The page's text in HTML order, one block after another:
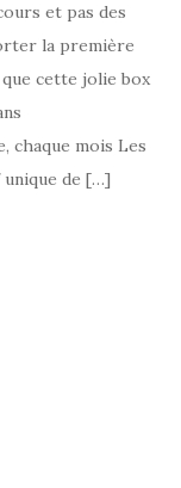
et pas des
la première
que cette jolie box
chaque mois Les
unique de […]